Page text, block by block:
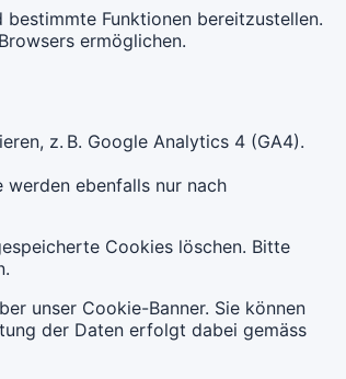
Funktionen bereitzustellen.
ermöglichen.
z. B. Google Analytics 4 (GA4).
werden ebenfalls nur nach
Cookies löschen. Bitte
unser Cookie-Banner. Sie können
der Daten erfolgt dabei gemäss